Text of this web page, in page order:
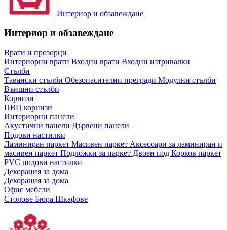
Интериор и обзавеждане
Интериор и обзавеждане
Врати и прозорци
Интериорни врати Входни врати Входни изтривалки
Стълби
Тавански стълби Обезопасителни прегради Модулни стълби
Външни стълби
Корнизи
ПВЦ корнизи
Интериорни панели
Акустични панели Дървени панели
Подови настилки
Ламиниран паркет Масивен паркет Аксесоари за ламиниран и
масивен паркет Подложки за паркет Двоен под Корков паркет
PVC подови настилки
Декорация за дома
Декорация за дома
Офис мебели
Столове Бюра Шкафове